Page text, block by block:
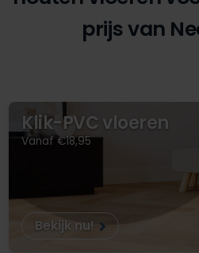
prijs van
Klik-PVC vloeren
Vanaf €18,95
Bekijk nu!